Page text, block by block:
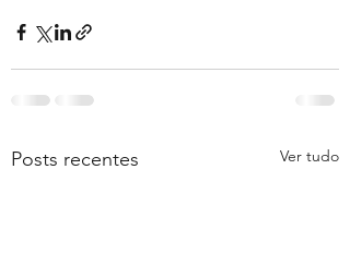
Posts recentes Ver tudo